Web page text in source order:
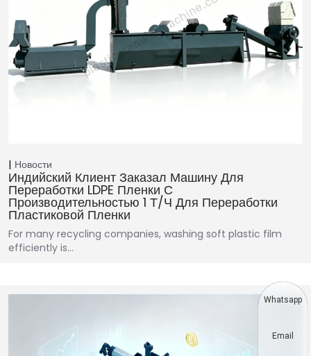
Новости
Индийский Клиент Заказал Машину Для
Переработки LDPE Пленки С
Производительностью 1 Т/ч Для Переработки
Пластиковой Пленки
For many recycling companies, washing soft plastic film
efficiently is…
Whatsapp
Email